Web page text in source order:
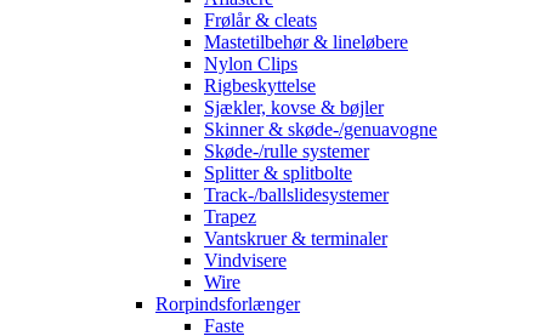
Frølår & cleats
Mastetilbehør & lineløbere
Nylon Clips
Rigbeskyttelse
Sjækler, kovse & bøjler
Skinner & skøde-/genuavogne
Skøde-/rulle systemer
Splitter & splitbolte
Track-/ballslidesystemer
Trapez
Vantskruer & terminaler
Vindvisere
Wire
Rorpindsforlænger
Faste